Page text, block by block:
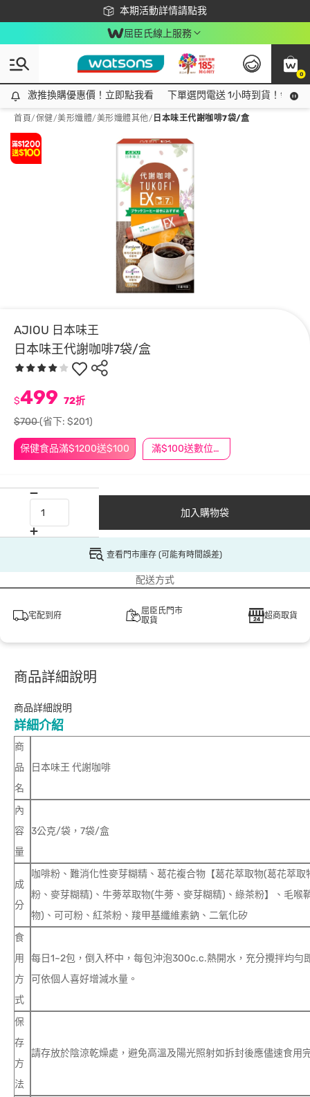
本期活動詳情請點我
下載app最高回饋$350
屈臣氏線上服務
0
激推換購優惠價！立即點我看
激推換購優惠價！立即點我看 下單選閃電送 1小時到貨！領神
首頁/保健/美形孅體/美形孅體其他/ 日本味王代謝咖啡7袋/盒
AJIOU 日本味王
日本味王代謝咖啡7袋/盒
保健食品滿$1200送$100 滿$100送數位印花
$499 72折
$700(省下: $201)
加入購物袋
查看門市庫存 (可能有時間誤差)
配送方式
宅配到府
屈臣氏門市
取貨
超商取貨
商品詳細說明
商品詳細說明
詳細介紹
商
品
名
日本味王 代謝咖啡
內
容
量
3公克/袋，7袋/盒
成
分
咖啡粉、難消化性麥芽糊精、葛花複合物【葛花萃取物(葛花萃
粉、麥芽糊精)、牛蒡萃取物(牛蒡、麥芽糊精)、綠茶粉】、毛
物)、可可粉、紅茶粉、羧甲基纖維素鈉、二氧化矽
食
用
方
式
每日1~2包，倒入杯中，每包沖泡300c.c.熱開水，充分攪拌均勻
可依個人喜好增減水量。
保
存
方
法
請存放於陰涼乾燥處，避免高溫及陽光照射如拆封後應儘速食用